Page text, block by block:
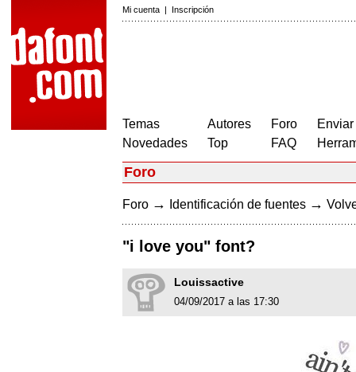
Mi cuenta | Inscripción
Temas
Novedades
Autores
Top
Foro
FAQ
Foro
Foro → Identificación de fuentes →
"i love you" font?
Louissactive
04/09/2017 a las 17:30